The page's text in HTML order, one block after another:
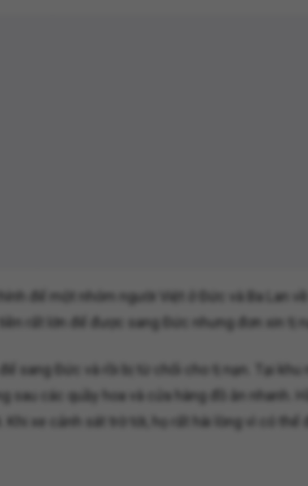
để một nhóm người Việt ở Đức và Ba Lan
rất lớn để được sang Đức nhưng đơn xin tị
sang Đức và rồi bị từ chối cho tị nạn. Tại khu
sau các quầy hoa và cửa hàng đồ ăn nhanh.
xe cảnh sát trờ tới, họ rất hài lòng vì có thể